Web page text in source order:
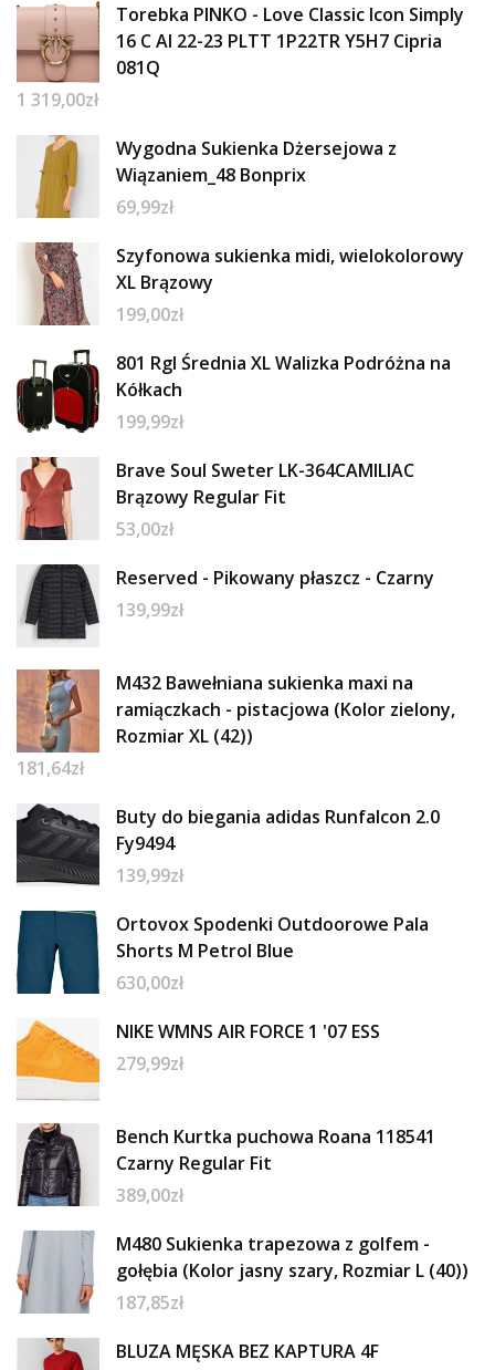
Torebka PINKO - Love Classic Icon Simply
16 C Al 22-23 PLTT 1P22TR Y5H7 Cipria
081Q
1 319,00zł
Wygodna Sukienka Dżersejowa z
Wiązaniem_48 Bonprix
69,99zł
Szyfonowa sukienka midi, wielokolorowy
XL Brązowy
199,00zł
801 Rgl Średnia XL Walizka Podróżna na
Kółkach
199,99zł
Brave Soul Sweter LK-364CAMILIAC
Brązowy Regular Fit
53,00zł
Reserved - Pikowany płaszcz - Czarny
139,99zł
M432 Bawełniana sukienka maxi na
ramiączkach - pistacjowa (Kolor zielony,
Rozmiar XL (42))
181,64zł
Buty do biegania adidas Runfalcon 2.0
Fy9494
139,99zł
Ortovox Spodenki Outdoorowe Pala
Shorts M Petrol Blue
630,00zł
NIKE WMNS AIR FORCE 1 '07 ESS
279,99zł
Bench Kurtka puchowa Roana 118541
Czarny Regular Fit
389,00zł
M480 Sukienka trapezowa z golfem -
gołębia (Kolor jasny szary, Rozmiar L (40))
187,85zł
BLUZA MĘSKA BEZ KAPTURA 4F